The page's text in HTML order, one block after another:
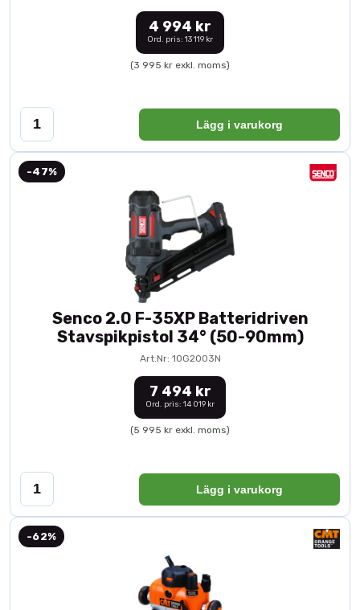
4 994 kr
Ord. pris: 13 119 kr
(3 995 kr exkl. moms)
Lägg i varukorg
-47%
Senco 2.0 F-35XP Batteridriven
Stavspikpistol 34° (50-90mm)
Art.Nr: 10G2003N
7 494 kr
Ord. pris: 14 019 kr
(5 995 kr exkl. moms)
Lägg i varukorg
-62%